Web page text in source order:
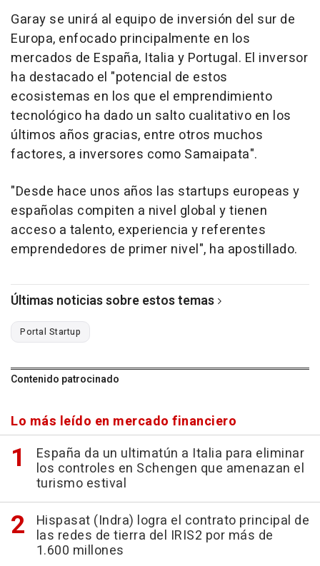
Garay se unirá al equipo de inversión del sur de
Europa, enfocado principalmente en los
mercados de España, Italia y Portugal. El inversor
ha destacado el "potencial de estos
ecosistemas en los que el emprendimiento
tecnológico ha dado un salto cualitativo en los
últimos años gracias, entre otros muchos
factores, a inversores como Samaipata".
"Desde hace unos años las startups europeas y
españolas compiten a nivel global y tienen
acceso a talento, experiencia y referentes
emprendedores de primer nivel", ha apostillado.
Últimas noticias sobre estos temas
Portal Startup
Contenido patrocinado
Lo más leído en mercado financiero
España da un ultimatún a Italia para eliminar
los controles en Schengen que amenazan el
turismo estival
Hispasat (Indra) logra el contrato principal de
las redes de tierra del IRIS2 por más de
1.600 millones